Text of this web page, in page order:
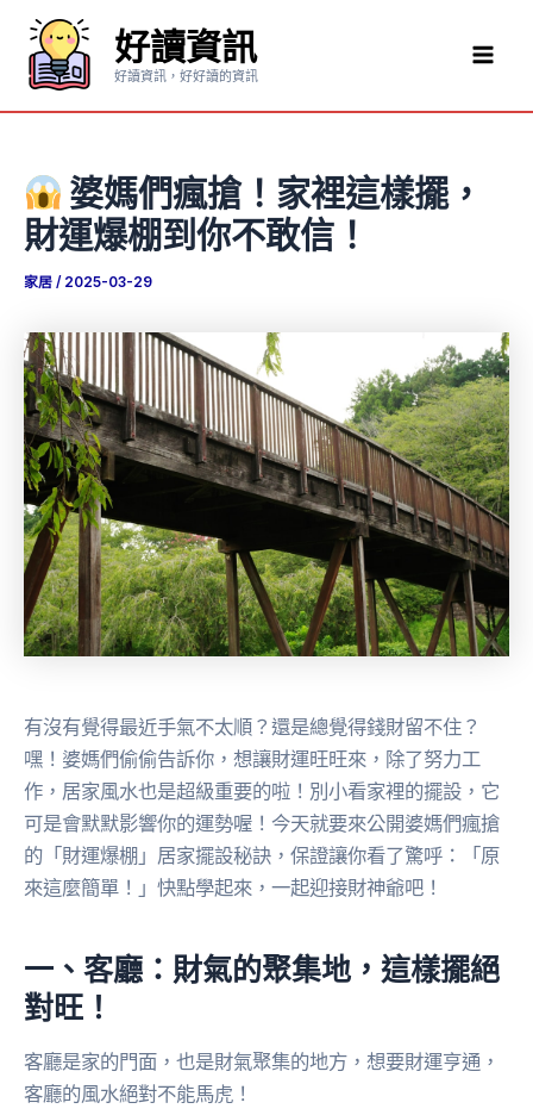
要
好讀資訊
好讀資訊，好好讀的資訊
婆媽們瘋搶！家裡這樣擺，
財運爆棚到你不敢信！
家居 / 2025-03-29
有沒有覺得最近手氣不太順？還是總覺得錢財留不住？
嘿！婆媽們偷偷告訴你，想讓財運旺旺來，除了努力工
作，居家風水也是超級重要的啦！別小看家裡的擺設，它
可是會默默影響你的運勢喔！今天就要來公開婆媽們瘋搶
的「財運爆棚」居家擺設秘訣，保證讓你看了驚呼：「原
來這麼簡單！」快點學起來，一起迎接財神爺吧！
一、客廳：財氣的聚集地，這樣擺絕
對旺！
客廳是家的門面，也是財氣聚集的地方，想要財運亨通，
客廳的風水絕對不能馬虎！